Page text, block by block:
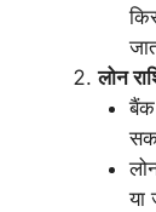
लोन
या